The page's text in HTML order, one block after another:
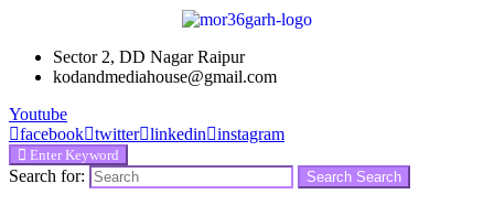
Sector 2, DD Nagar Raipur
kodandmediahouse@gmail.com
Youtube
facebook twitter linkedin instagram
Enter Keyword
Search for: Search Search